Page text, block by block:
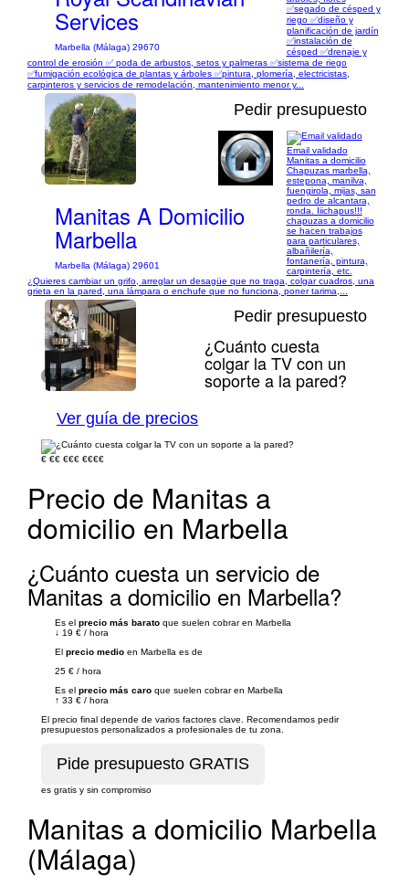
Services
Marbella (Málaga) 29670
✅segado de césped y
riego ✅diseño y
planificación de jardín
✅instalación de
césped ✅drenaje y
control de erosión ✅ poda de arbustos, setos y palmeras ✅sistema de riego
✅fumigación ecológica de plantas y árboles ✅pintura, plomería, electricistas,
carpinteros y servicios de remodelación, mantenimiento menor y...
1/11
Pedir presupuesto
Manitas A Domicilio
Marbella
Marbella (Málaga) 29601
Email validado
Manitas a domicilio
Chapuzas marbella,
estepona, manilva,
fuengirola, mijas, san
pedro de alcantara,
ronda. Iiichapus!!!
chapuzas a domicilio
se hacen trabajos
para particulares,
albañilería,
fontanería, pintura,
carpintería, etc.
¿Quieres cambiar un grifo, arreglar un desagüe que no traga, colgar cuadros, una
grieta en la pared, una lámpara o enchufe que no funciona, poner tarima,...
1/12
Pedir presupuesto
¿Cuánto cuesta
colgar la TV con un
soporte a la pared?
Ver guía de precios
€ €€ €€€ €€€€
Precio de Manitas a
domicilio en Marbella
¿Cuánto cuesta un servicio de
Manitas a domicilio en Marbella?
Es el precio más barato que suelen cobrar en Marbella
↓ 19 € / hora
El precio medio en Marbella es de
25 € / hora
Es el precio más caro que suelen cobrar en Marbella
↑ 33 € / hora
El precio final depende de varios factores clave. Recomendamos pedir
presupuestos personalizados a profesionales de tu zona.
es gratis y sin compromiso
Manitas a domicilio Marbella
(Málaga)